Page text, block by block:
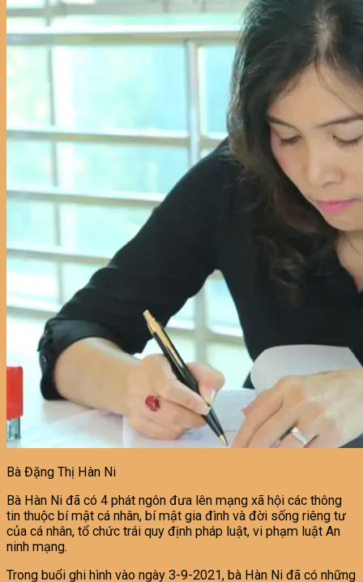
Bà Đặng Thị Hàn Ni
Bà Hàn Ni đã có 4 phát ngôn đưa lên mạng xã hội các thông
tin thuộc bí mật cá nhân, bí mật gia đình và đời sống riêng tư
của cá nhân, tổ chức trái quy định pháp luật, vi phạm luật An
ninh mạng.
Trong buổi ghi hình vào ngày 3-9-2021, bà Hàn Ni đã có những